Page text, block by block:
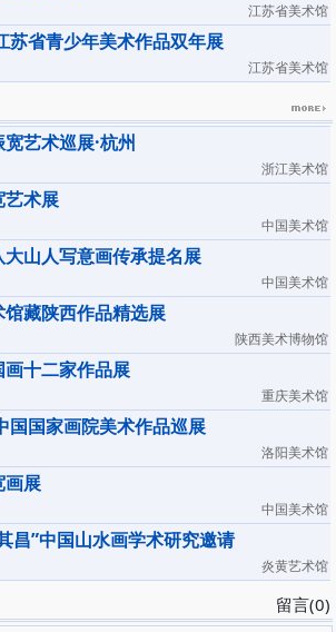
江苏省美术馆
省青少年美术作品双年展
江苏省美术馆
艺术巡展·杭州
浙江美术馆
术展
中国美术馆
山人写意画传承提名展
中国美术馆
藏陕西作品精选展
陕西美术博物馆
十二家作品展
重庆美术馆
国家画院美术作品巡展
洛阳美术馆
展
中国美术馆
”中国山水画学术研究邀请
炎黄艺术馆
留言(0)